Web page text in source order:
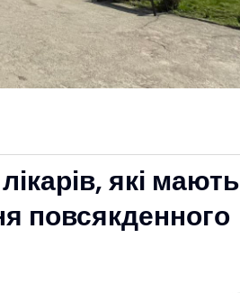
які мають
повсякденного